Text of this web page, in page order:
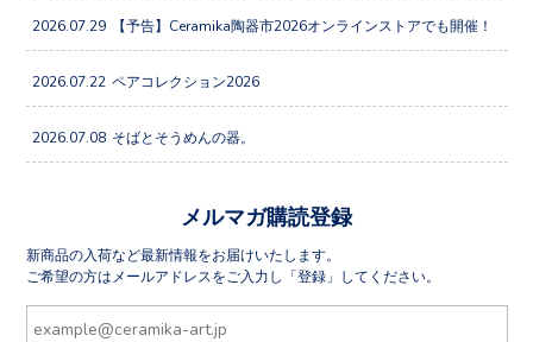
2026.07.29 【予告】Ceramika陶器市2026オンラインストアでも開催！
2026.07.22 ペアコレクション2026
2026.07.08 そばとそうめんの器。
メルマガ購読登録
新商品の入荷など最新情報をお届けいたします。
ご希望の方はメールアドレスをご入力し「登録」してください。